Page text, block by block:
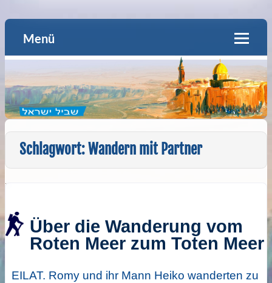
Menü
Schlagwort:Wandern mit Partner
Über die Wanderung vom
Roten Meer zum Toten Meer
EILAT. Romy und ihr Mann Heiko wanderten zu